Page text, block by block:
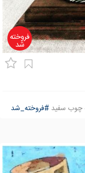
فروخته
شد
چوب سفید #فروخته_شد